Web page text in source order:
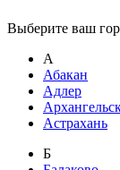
Выберите ваш
А
Абакан
Адлер
Астрахань
Б